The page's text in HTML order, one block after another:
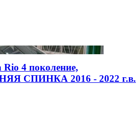
4 поколение,
СПИНКА 2016 - 2022 г.в.